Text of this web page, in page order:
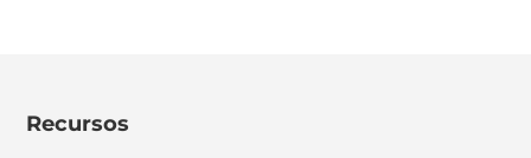
Recursos